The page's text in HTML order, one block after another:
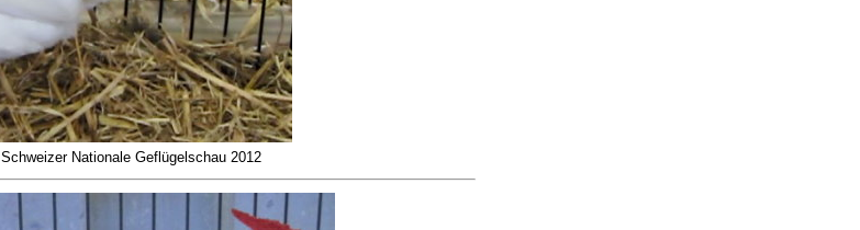
Schweizer Nationale Geflügelschau 2012